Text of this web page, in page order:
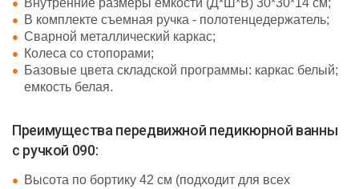
Внутренние размеры емкости (Д*Ш*В) 30*30*14 см;
В комплекте съемная ручка - полотенцедержатель;
Сварной металлический каркас;
Колеса со стопорами;
Базовые цвета складской программы: каркас белый;
емкость белая.
Преимущества передвижной педикюрной ванны
с ручкой 090:
Высота по бортику 42 см (подходит для всех